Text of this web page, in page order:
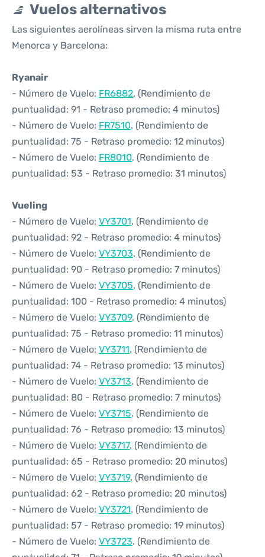
Vuelos alternativos
Las siguientes aerolíneas sirven la misma ruta entre
Menorca y Barcelona:
Ryanair
- Número de Vuelo: FR6882. (Rendimiento de
puntualidad: 91 - Retraso promedio: 4 minutos)
- Número de Vuelo: FR7510. (Rendimiento de
puntualidad: 75 - Retraso promedio: 12 minutos)
- Número de Vuelo: FR8010. (Rendimiento de
puntualidad: 53 - Retraso promedio: 31 minutos)
Vueling
- Número de Vuelo: VY3701. (Rendimiento de
puntualidad: 92 - Retraso promedio: 4 minutos)
- Número de Vuelo: VY3703. (Rendimiento de
puntualidad: 90 - Retraso promedio: 7 minutos)
- Número de Vuelo: VY3705. (Rendimiento de
puntualidad: 100 - Retraso promedio: 4 minutos)
- Número de Vuelo: VY3709. (Rendimiento de
puntualidad: 75 - Retraso promedio: 11 minutos)
- Número de Vuelo: VY3711. (Rendimiento de
puntualidad: 74 - Retraso promedio: 13 minutos)
- Número de Vuelo: VY3713. (Rendimiento de
puntualidad: 80 - Retraso promedio: 7 minutos)
- Número de Vuelo: VY3715. (Rendimiento de
puntualidad: 76 - Retraso promedio: 13 minutos)
- Número de Vuelo: VY3717. (Rendimiento de
puntualidad: 65 - Retraso promedio: 20 minutos)
- Número de Vuelo: VY3719. (Rendimiento de
puntualidad: 62 - Retraso promedio: 20 minutos)
- Número de Vuelo: VY3721. (Rendimiento de
puntualidad: 57 - Retraso promedio: 19 minutos)
- Número de Vuelo: VY3723. (Rendimiento de